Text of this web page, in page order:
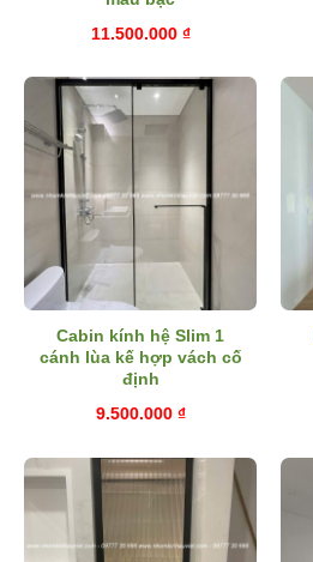
11.500.000 ₫
Cabin kính hệ Slim 1
cánh lùa kế hợp vách cố
định
9.500.000 ₫